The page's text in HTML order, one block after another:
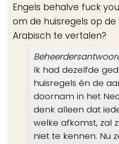
Engels behalve fuck
om de huisregels op
Arabisch te vertalen?
Ik had dezelfde
huisregels én de
doornam in het
denk alleen dat
welke afkomst, zal
niet te kennen. Nu